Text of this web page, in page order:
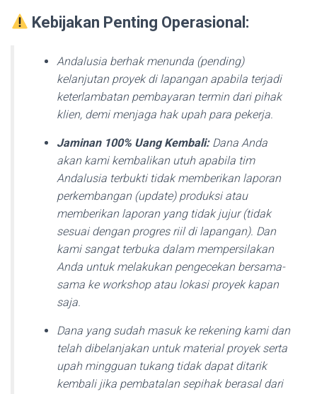
Kebijakan Penting Operasional:
Andalusia berhak menunda (pending)
kelanjutan proyek di lapangan apabila terjadi
keterlambatan pembayaran termin dari pihak
klien, demi menjaga hak upah para pekerja.
Jaminan 100% Uang Kembali:Dana Anda
akan kami kembalikan utuh apabila tim
Andalusia terbukti tidak memberikan laporan
perkembangan (update) produksi atau
memberikan laporan yang tidak jujur (tidak
sesuai dengan progres riil di lapangan). Dan
kami sangat terbuka dalam mempersilakan
Anda untuk melakukan pengecekan bersama-
sama ke workshop atau lokasi proyek kapan
saja.
Dana yang sudah masuk ke rekening kami dan
telah dibelanjakan untuk material proyek serta
upah mingguan tukang tidak dapat ditarik
kembali jika pembatalan sepihak berasal dari